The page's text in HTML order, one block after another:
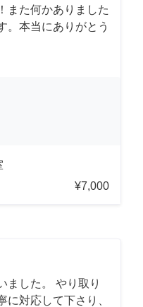
また何かありました
。本当にありがとう
¥7,000
ました。 やり取り
に対応して下さり、